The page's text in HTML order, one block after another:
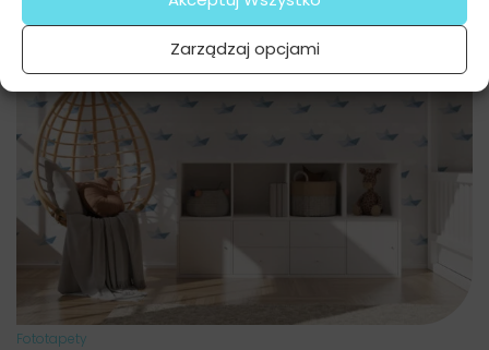
Zarządzaj opcjami
Fototapety